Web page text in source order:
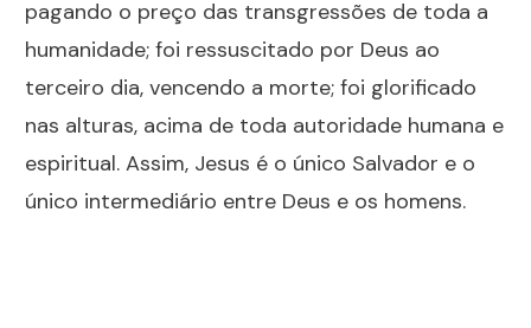
pagando o preço das transgressões de toda a
humanidade; foi ressuscitado por Deus ao
terceiro dia, vencendo a morte; foi glorificado
nas alturas, acima de toda autoridade humana e
espiritual. Assim, Jesus é o único Salvador e o
único intermediário entre Deus e os homens.